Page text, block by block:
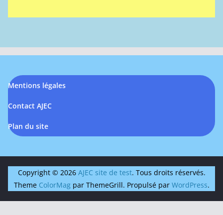
Mentions légales
Contact AJEC
Plan du site
Copyright © 2026 AJEC site de test. Tous droits réservés.
Theme ColorMagpar ThemeGrill. Propulsé par WordPress.